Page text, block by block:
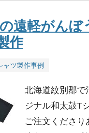
遠軽がん
作
ャツ製作事例
北海道紋別郡で
ジナル和太鼓T
ご注文くださ